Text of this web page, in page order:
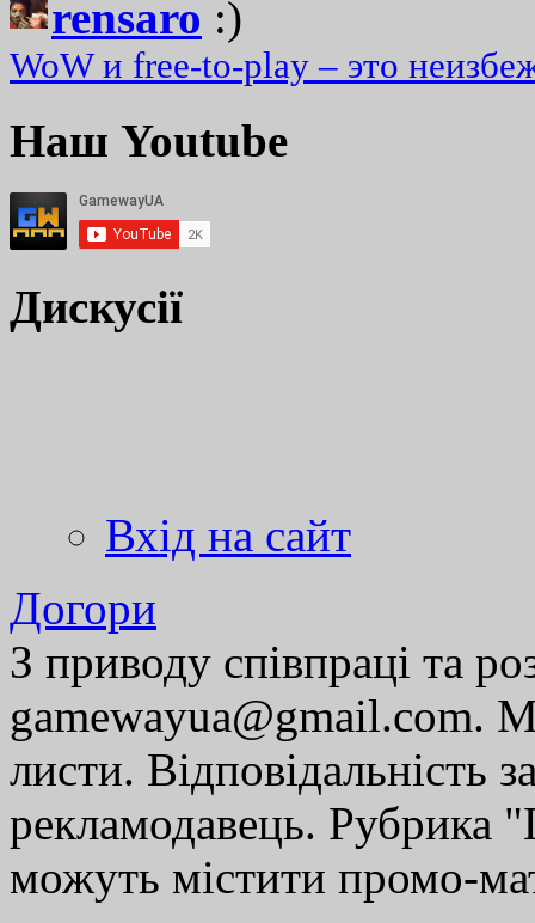
rensaro :)
WoW и free-to-play – это
Наш Youtube
Дискусії
Вхід на сайт
Догори
З приводу співпраці та
gamewayua@gmail.com.
листи. Відповідальність
рекламодавець. Рубрика
можуть містити промо-